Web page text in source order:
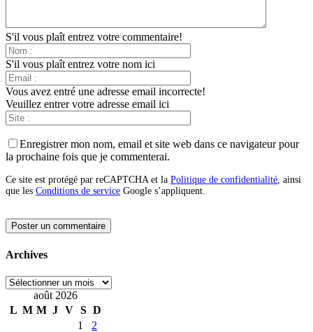
S'il vous plaît entrez votre commentaire!
S'il vous plaît entrez votre nom ici
Vous avez entré une adresse email incorrecte!
Veuillez entrer votre adresse email ici
Enregistrer mon nom, email et site web dans ce navigateur pour
la prochaine fois que je commenterai.
Ce site est protégé par reCAPTCHA et la Politique de confidentialité, ainsi
que les Conditions de service Google s’appliquent.
Archives
Archives
août 2026
L M M J V S D
1
2